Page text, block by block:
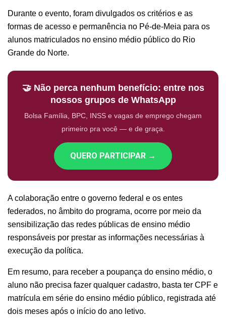
Durante o evento, foram divulgados os critérios e as
formas de acesso e permanência no Pé-de-Meia para os
alunos matriculados no ensino médio público do Rio
Grande do Norte.
🤝 Não perca nenhum benefício: entre nos
nossos grupos de WhatsApp
Bolsa Família, BPC, INSS e vagas de emprego chegam
primeiro pra você — e de graça.
QUERO PARTICIPAR →
A colaboração entre o governo federal e os entes
federados, no âmbito do programa, ocorre por meio da
sensibilização das redes públicas de ensino médio
responsáveis por prestar as informações necessárias à
execução da política.
Em resumo, para receber a poupança do ensino médio, o
aluno não precisa fazer qualquer cadastro, basta ter CPF e
matrícula em série do ensino médio público, registrada até
dois meses após o início do ano letivo.